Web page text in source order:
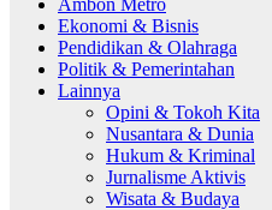
Ekonomi & Bisnis
Pendidikan & Olahraga
Politik & Pemerintahan
Lainnya
Opini & Tokoh Kita
Nusantara & Dunia
Hukum & Kriminal
Jurnalisme Aktivis
Wisata & Budaya